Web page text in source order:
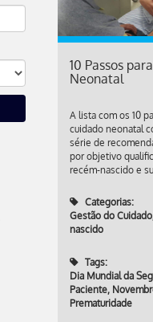
10 Passos
Neonatal
A lista com os 10
cuidado neonatal
série de
por objetivo
recém-nascido e
Categorias:
Gestão do Cuidado
nascido
Tags:
Dia Mundial da
Paciente,
Prematuridade